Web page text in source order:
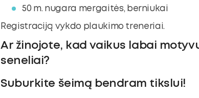
50 m. nugara mergaitės, berniukai
Registraciją vykdo plaukimo treneriai.
Ar žinojote, kad vaikus labai
seneliai?
Suburkite šeimą bendram tikslui!